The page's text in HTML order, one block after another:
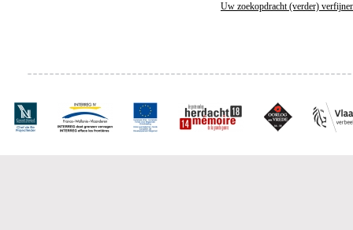
Uw zoekopdracht (verder)